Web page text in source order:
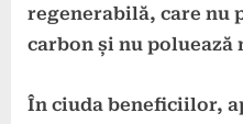
regenerabilă, care nu
carbon și nu poluează
În ciuda beneficiilor,